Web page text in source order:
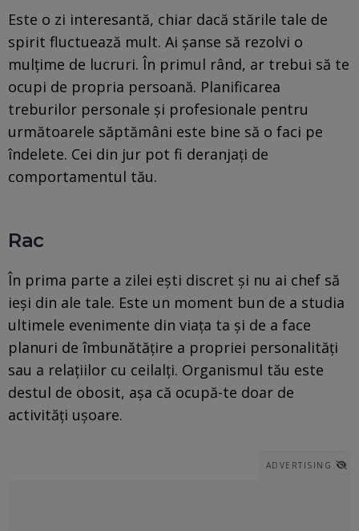
Este o zi interesantă, chiar dacă stările tale de
spirit fluctuează mult. Ai șanse să rezolvi o
mulțime de lucruri. În primul rând, ar trebui să te
ocupi de propria persoană. Planificarea
treburilor personale și profesionale pentru
următoarele săptămâni este bine să o faci pe
îndelete. Cei din jur pot fi deranjați de
comportamentul tău.
Rac
În prima parte a zilei ești discret și nu ai chef să
ieși din ale tale. Este un moment bun de a studia
ultimele evenimente din viața ta și de a face
planuri de îmbunătățire a propriei personalități
sau a relațiilor cu ceilalți. Organismul tău este
destul de obosit, așa că ocupă-te doar de
activități ușoare.
ADVERTISING